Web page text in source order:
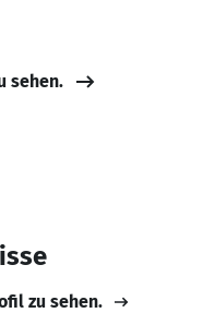
sehen.
zu sehen.